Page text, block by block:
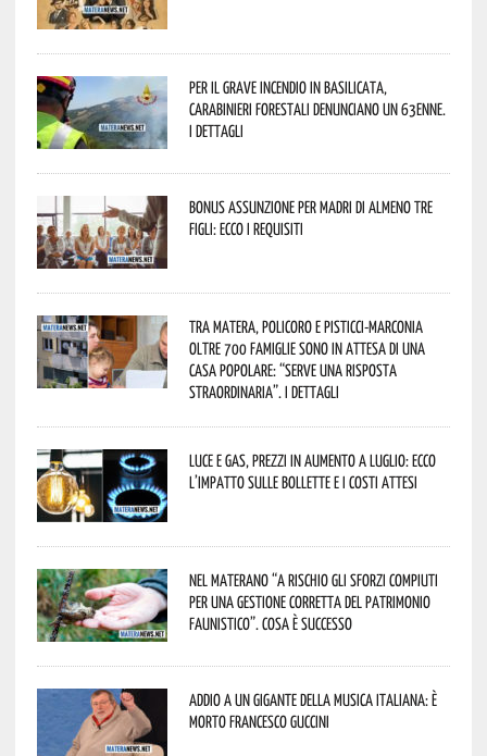
Per il grave incendio in Basilicata,
Carabinieri forestali denunciano un 63enne.
I dettagli
Bonus assunzione per madri di almeno tre
figli: ecco i requisiti
Tra Matera, Policoro e Pisticci-Marconia
oltre 700 famiglie sono in attesa di una
casa popolare: “serve una risposta
straordinaria”. I dettagli
Luce e gas, prezzi in aumento a luglio: ecco
l’impatto sulle bollette e i costi attesi
Nel materano “a rischio gli sforzi compiuti
per una gestione corretta del patrimonio
faunistico”. Cosa è successo
Addio a un gigante della musica italiana: è
morto Francesco Guccini